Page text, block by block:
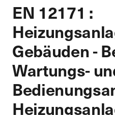
EN 12171 :
Gebäuden -
Wartungs-